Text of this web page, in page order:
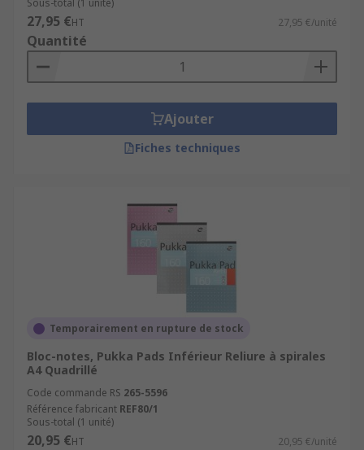
Sous-total (1 unité)
27,95 €HT 27,95 €/unité
Quantité
Ajouter
Fiches techniques
Temporairement en rupture de stock
Bloc-notes, Pukka Pads Inférieur Reliure à spirales
A4 Quadrillé
Code commande RS 265-5596
Référence fabricant REF80/1
Sous-total (1 unité)
20,95 €HT 20,95 €/unité